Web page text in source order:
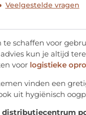
Veelgestelde vragen
te schaffen voor
kun je altijd
voor logistieke
vinden een
uit hygiënisch